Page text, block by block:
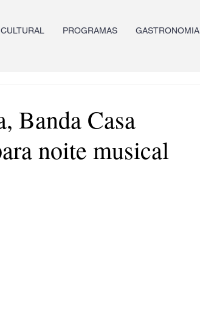
PROGRAMAS GASTRONOMIA
Banda Casa
noite musical